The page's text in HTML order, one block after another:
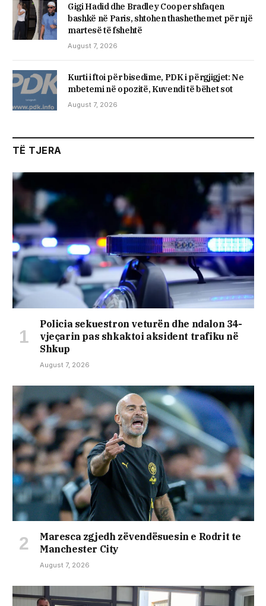
Gigi Hadid dhe Bradley Cooper shfaqen
bashkë në Paris, shtohen thashethemet për një
martesë të fshehtë
August 7, 2026
​Kurti i ftoi për bisedime, PDK i përgjigjet: Ne
mbetemi në opozitë, Kuvendi të bëhet sot
August 7, 2026
TË TJERA
Policia sekuestron veturën dhe ndalon 34-
vjeçarin pas shkaktoi aksident trafiku në
Shkup
August 7, 2026
Maresca zgjedh zëvendësuesin e Rodrit te
Manchester City
August 7, 2026